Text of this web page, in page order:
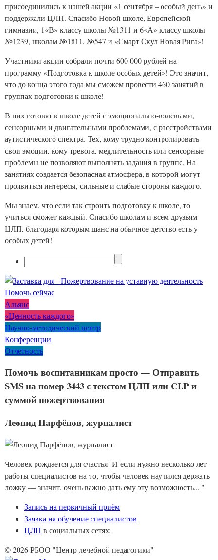
присоединились к нашей акции «1 сентября – особый день» и
поддержали ЦЛП. Спасибо Новой школе, Европейской
гимназии, 1«В» классу школы №1311 и 6«А» классу школы
№1239, школам №1811, №547 и «Смарт Скул Новая Рига»!
Участники акции собрали почти 600 000 рублей на
программу «Подготовка к школе особых детей»! Это значит,
что до конца этого года мы сможем провести 460 занятий в
группах подготовки к школе!
В них готовят к школе детей с эмоционально-волевыми,
сенсорными и двигательными проблемами, с расстройствами
аутистического спектра. Тех, кому трудно контролировать
свои эмоции, кому тревога, медлительность или сенсорные
проблемы не позволяют выполнять задания в группе. На
занятиях создается безопасная атмосфера, в которой могут
проявиться интересы, сильные и слабые стороны каждого.
Мы знаем, что если так строить подготовку к школе, то
учиться сможет каждый. Спасибо школам и всем друзьям
ЦЛП, благодаря которым шанс на обычное детство есть у
особых детей!
Помочь сейчас
Альянс
«Ценность каждого»
Научно-методический центр
Конференции
Отчетность
Помочь воспитанникам просто — Отправить
SMS на номер 3443 с текстом ЦЛП или CLP и
суммой пожертвования
Леонид Парфёнов, журналист
Человек рождается для счастья! И если нужно несколько лет
работы специалистов на то, чтобы человек научился держать
ложку — значит, очень важно дать ему эту возможность... "
Запись на первичный приём
Заявка на обучение специалистов
ЦЛП в социальных сетях:
© 2026 РБОО "Центр лечебной педагогики"